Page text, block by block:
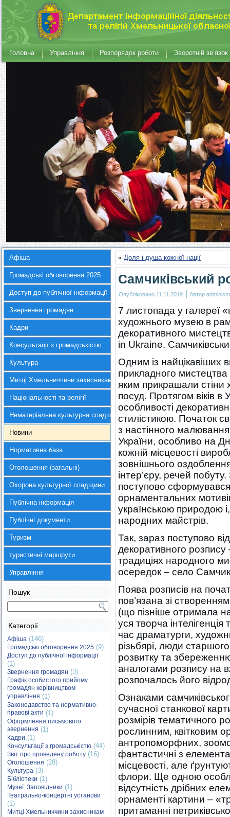
Головна Управління Розпорядок роботи Зворотній зв’язок
Афіша
Громадські обговорення 2025
Доступ до публічної інформації
Звернення громадян
Кадри
Консультації з громадськістю
Культура
Митці Хмельниччини захисникам України
Національності та релігії
Нематеріальна культурна спадщина
Новини
Нормативна база
Оголошення (загальні)
Охорона культурної спадщини
Публічна інформація
Публічні документи
Туризм
туристичні маршрути
Управління
Пошук
Категорії
Афіша (146)
Громадські обговорення 2025 (9)
Доступ до публічної інформації
(1)
Звернення громадян (3)
Графік особистого прийому
громадян керівництвом
управління (1)
Законодавство та нормативно-
правові акти (1)
Оформлення письмового
звернення (1)
Кадри (1)
Консультації з громадськістю (44)
Звіт про проведену роботу (16)
Оголошення (28)
Культура (3)
Бібліотеки (1)
Музеї. Заповідники (1)
Театрально-концертні установи
(1)
Митці Хмельниччини захисникам
« Доля і душа кожної нації
Самчиківський
Опубліковано 11.11.2019 | Автор
7 листопада у галереї
художнього музею в
декоративного
in Ukraine.
Одним із найцікавіших
прикладного
яким прикрашали стіни
посуд. Протягом віків в
особливості
стилістикою. Початок
з настінного
України, особливо на
кожній місцевості
зовнішнього
інтер’єру, речей
поступово
орнаментальних
українською природою
народних майстрів.
Так, зараз поступово
декоративного розпису
традиціях народного
осередок – село
Поява розписів на
пов’язана зі
(що пізніше отримала
уся творча інтелігенція
час драматурги,
різьбярі, люди
розвитку та
аналогами розпису на
розпочалось його
Ознаками
сучасної станкової
розмірів тематичного
рослинним, квітковим
антропоморфних,
фантастичні з
місцевості, але
флори. Ще одною
відсутність дрібних
орнаменті картини –
притаманні